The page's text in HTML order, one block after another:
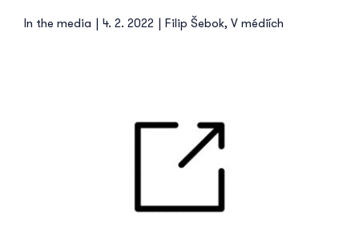
In the media | 4. 2. 2022 | Filip Šebok, V médiích